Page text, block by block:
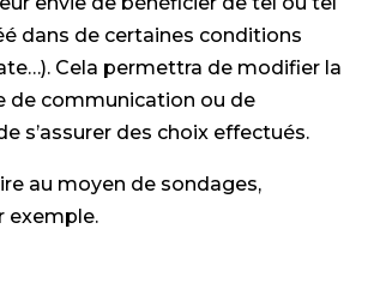
dans de certaines conditions
Cela permettra de modifier la
de communication ou de
s’assurer des choix effectués.
au moyen de sondages,
exemple.